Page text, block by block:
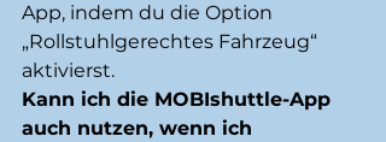
App, indem du die Option
„Rollstuhlgerechtes Fahrzeug“
aktivierst.
Kann ich die MOBIshuttle-App
auch nutzen, wenn ich